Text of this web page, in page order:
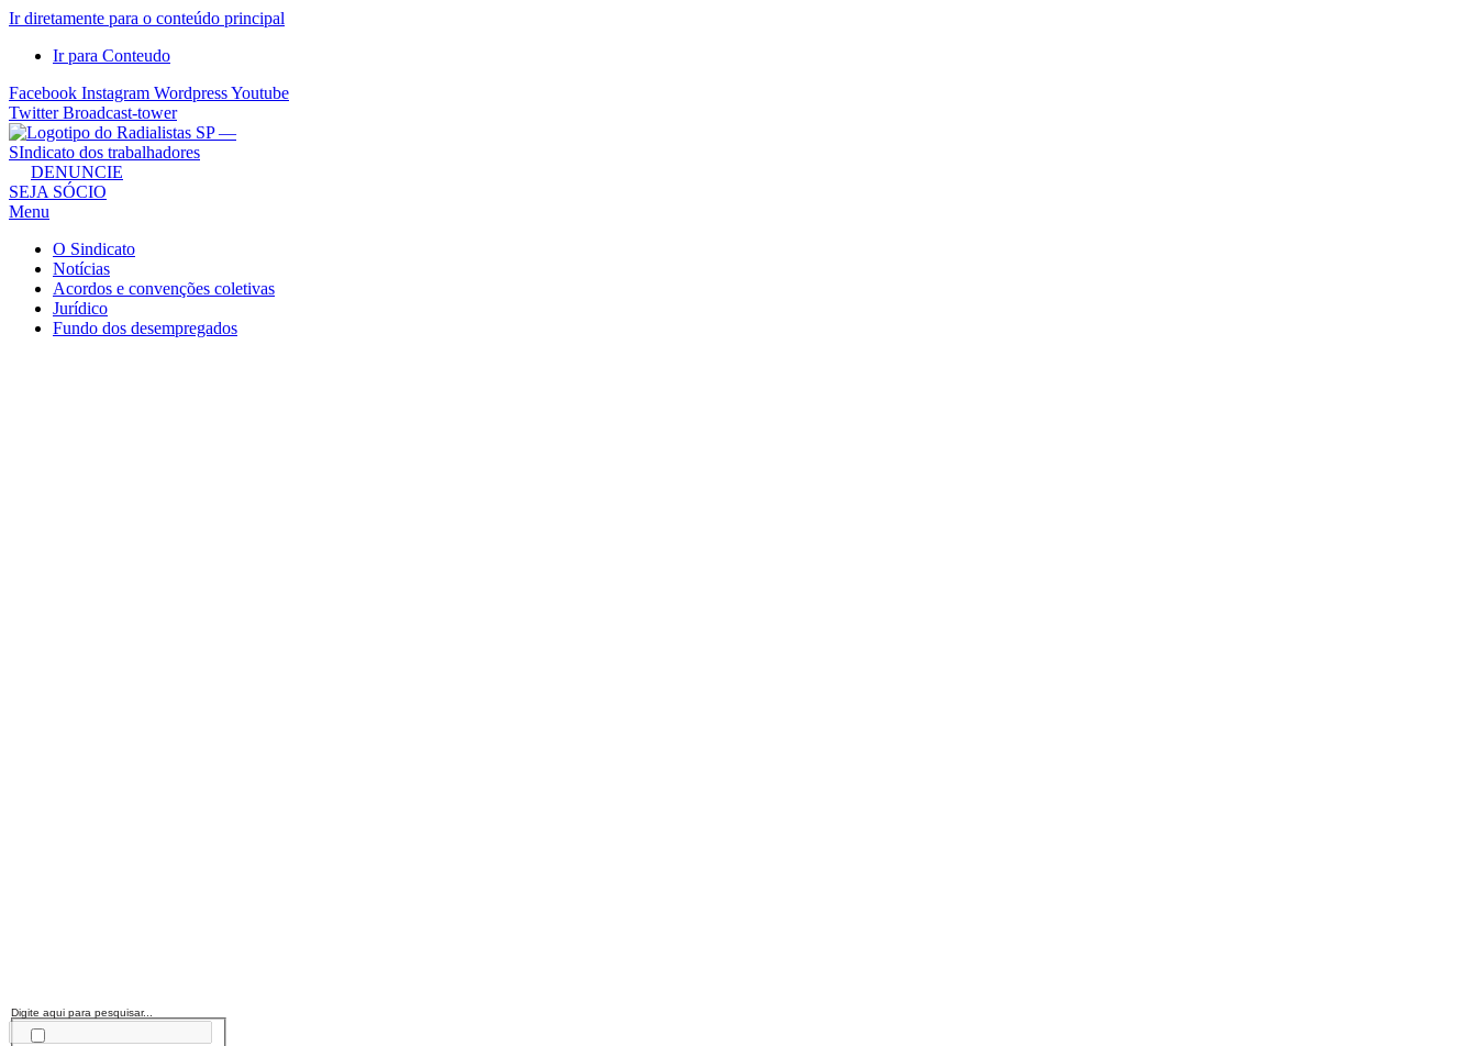
Ir diretamente para o conteúdo principal
Ir para Conteudo
Facebook Instagram WordpressYoutube
Twitter Broadcast-tower
Sindicato
dos
Radialistas
São
Paulo
Sindicato
DENUNCIE
SEJA SÓCIO
Menu
O Sindicato
Notícias
Acordos e convenções coletivas
Jurídico
Fundo dos desempregados